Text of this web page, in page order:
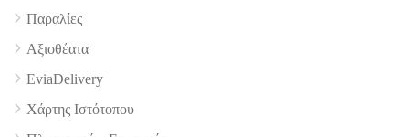
Παραλίες
Αξιοθέατα
EviaDelivery
Χάρτης Ιστότοπου